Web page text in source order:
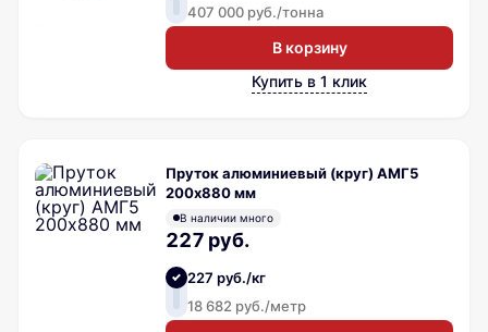
407 000 руб./тонна
В корзину
Купить в 1 клик
Пруток алюминиевый (круг) АМГ5
200х880 мм
В наличии много
227 руб.
227 руб./кг
18 682 руб./метр